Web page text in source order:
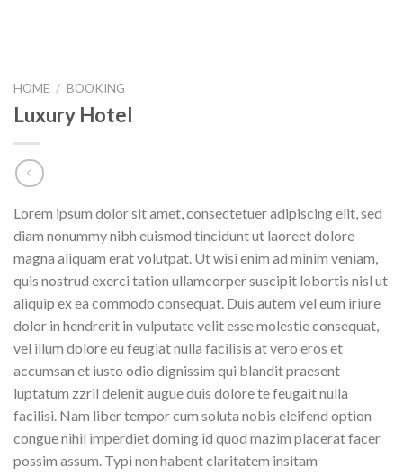
HOME / BOOKING
Luxury Hotel
Lorem ipsum dolor sit amet, consectetuer adipiscing elit, sed
diam nonummy nibh euismod tincidunt ut laoreet dolore
magna aliquam erat volutpat. Ut wisi enim ad minim veniam,
quis nostrud exerci tation ullamcorper suscipit lobortis nisl ut
aliquip ex ea commodo consequat. Duis autem vel eum iriure
dolor in hendrerit in vulputate velit esse molestie consequat,
vel illum dolore eu feugiat nulla facilisis at vero eros et
accumsan et iusto odio dignissim qui blandit praesent
luptatum zzril delenit augue duis dolore te feugait nulla
facilisi. Nam liber tempor cum soluta nobis eleifend option
congue nihil imperdiet doming id quod mazim placerat facer
possim assum. Typi non habent claritatem insitam